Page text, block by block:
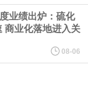
前值 3.1%。瑞士7月未
续涨2.72%，铁矿石连续
业绩出炉：硫化
商业化落地进入关
08-06